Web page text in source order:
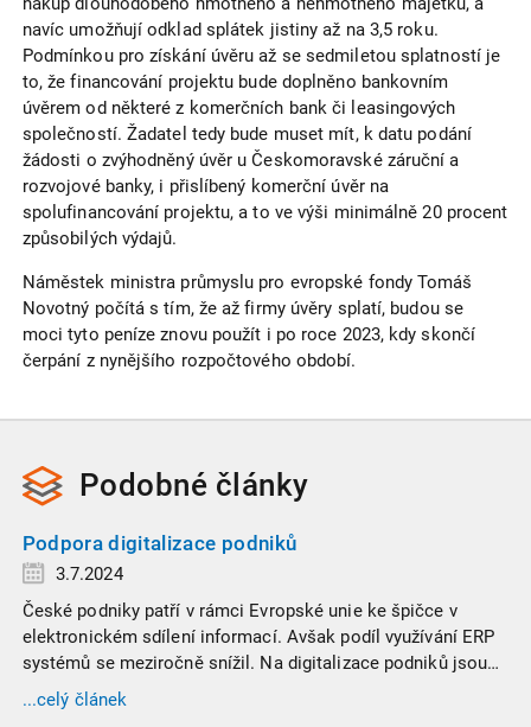
navíc umožňují odklad splátek jistiny až na 3,5 roku.
Podmínkou pro získání úvěru až se sedmiletou splatností je
to, že financování projektu bude doplněno bankovním
úvěrem od některé z komerčních bank či leasingových
společností. Žadatel tedy bude muset mít, k datu podání
žádosti o zvýhodněný úvěr u Českomoravské záruční a
rozvojové banky, i přislíbený komerční úvěr na
spolufinancování projektu, a to ve výši minimálně 20 procent
způsobilých výdajů.
Náměstek ministra průmyslu pro evropské fondy Tomáš
Novotný počítá s tím, že až firmy úvěry splatí, budou se
moci tyto peníze znovu použít i po roce 2023, kdy skončí
čerpání z nynějšího rozpočtového období.
Podobné články
Podpora digitalizace podniků
3.7.2024
České podniky patří v rámci Evropské unie ke špičce v
elektronickém sdílení informací. Avšak podíl využívání ERP
systémů se meziročně snížil. Na digitalizace podniků jsou
zacíleny další dotační výzvy. V rámci Operačního programu
Technologie a aplikace pro konkurenceschopnost (OP TAK)
...celý článek